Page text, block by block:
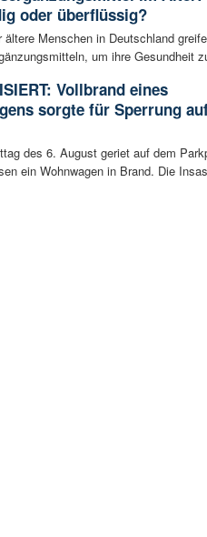
oder überflüssig?
ältere Menschen in Deutschland
um ihre Gesundheit
Vollbrand eines
sorgte für Sperrung
des 6. August geriet auf dem
ein Wohnwagen in Brand. Die